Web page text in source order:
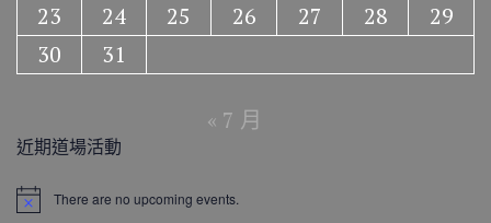
23
24 25 26 27 28
29
30
31
« 7 月
近期道場活動
N
There are no upcoming events.